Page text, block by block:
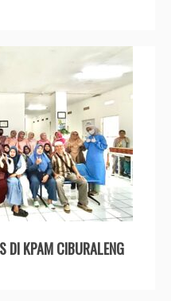
DI KPAM CIBURALENG